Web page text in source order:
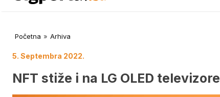
Početna » Arhiva
5. Septembra 2022.
NFT stiže i na LG OLED televizore